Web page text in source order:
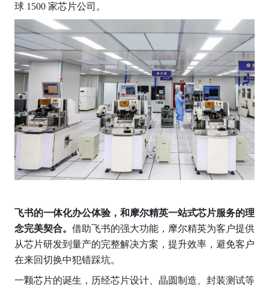
球 1500 家芯片公司。
飞书的一体化办公体验，和摩尔精英一站式芯片服务的理
念完美契合。 借助飞书的强大功能，摩尔精英为客户提供
从芯片研发到量产的完整解决方案，提升效率，避免客户
在来回切换中犯错踩坑。
一颗芯片的诞生，历经芯片设计、晶圆制造、封装测试等